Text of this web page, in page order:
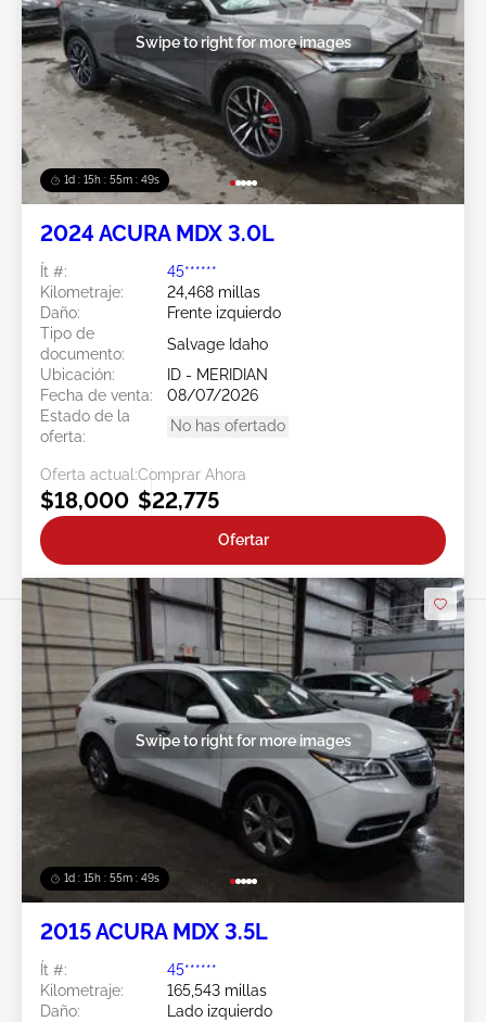
1d : 15h : 55m : 46s
Swipe to right for more images
2024 ACURA MDX 3.0L
Ít #:
45******
Kilometraje:
24,468 millas
Daño:
Frente izquierdo
Tipo de
documento:
Salvage Idaho
Ubicación:
ID - MERIDIAN
Fecha de venta:
08/07/2026
Estado de la
oferta:
No has ofertado
Oferta actual:
$18,000
Comprar Ahora
$22,775
Ofertar
1d : 15h : 55m : 46s
Swipe to right for more images
2015 ACURA MDX 3.5L
Ít #:
45******
Kilometraje:
165,543 millas
Daño:
Lado izquierdo